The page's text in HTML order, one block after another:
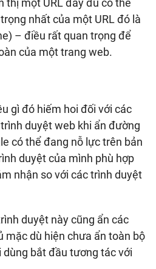
thị một URL đầy đủ có thể
nhất của một URL đó là
– điều rất quan trọng để
của một trang web.
gì đó hiếm hoi đối với các
duyệt web khi ẩn đường
có thể đang nỗ lực trên bản
duyệt của mình phù hợp
nhận so với các trình duyệt
duyệt này cũng ẩn các
mặc dù hiện chưa ẩn toàn bộ
bắt đầu tương tác với